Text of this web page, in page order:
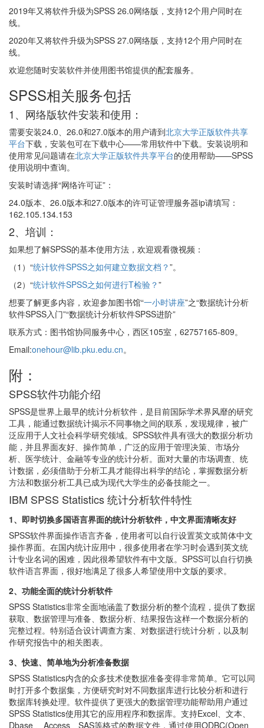
2019年又将软件升级为SPSS 26.0网络版，支持12个用户同时在
线。
2020年又将软件升级为SPSS 27.0网络版，支持12个用户同时在
线。
欢迎您随时安装软件并使用图书馆提供的配套服务。
SPSS相关服务包括
1、网络版软件安装和使用：
需要安装24.0、26.0和27.0版本的用户请到北京大学正版软件共享
平台下载，安装包可在下载中心——常用软件中下载。安装说明和
使用常见问题请在北京大学正版软件共享平台的使用帮助——SPSS
使用说明中查询。
安装时请选择“网络许可证”：
24.0版本、26.0版本和27.0版本的许可证管理服务器ip请填写：
162.105.134.153
2、培训：
如果想了解SPSS的基本使用方法，欢迎观看微视频：
（1）“统计软件SPSS之如何建立数据文档？”。
（2）“统计软件SPSS之如何进行T检验？”
想要了解更多内容，欢迎参加图书馆“一小时讲座”之“数据统计分析
软件SPSS入门”“数据统计分析软件SPSS进阶”
联系方式：图书馆协同服务中心，西区105室，62757165-809。
Email:onehour@lib.pku.edu.cn。
附：
SPSS软件功能介绍
SPSS是世界上最早的统计分析软件，是目前国际学术界风靡的研究
工具，能通过数据统计揭示不同事物之间的联系，发现规律，被广
泛应用于人文社会科学研究领域。SPSS软件具有强大的数据分析功
能，并且界面友好、操作简单，广泛的应用于管理决策、市场分
析、医学统计、金融等专业的统计分析。面对大量的市场调查、统
计数据，必须借助于分析工具才能得出科学的结论，掌握数据分析
方法和数据分析工具已成为现代大学生的必备技能之一。
IBM SPSS Statistics 统计分析软件特性
1、即时切换多国语言界面的统计分析软件，中文界面清晰友好
SPSS软件界面操作语言齐备，使用者可以自行设置英文或简体中文
操作界面。在国内统计应用中，很多使用者在学习时会遇到英文统
计专业名词的困难，因此很希望软件有中文版。SPSS可以自行切换
软件语言界面，很好地满足了很多人希望使用中文版的要求。
2、功能全面的统计分析软件
SPSS Statistics非常全面地涵盖了数据分析的整个流程，提供了数据
获取、数据管理与准备、数据分析、结果报告这样一个数据分析的
完整过程。特别适合设计调查方案、对数据进行统计分析，以及制
作研究报告中的相关图表。
3、快速、简单地为分析准备数据
SPSS Statistics内含的众多技术使数据准备变得非常简单。它可以同
时打开多个数据集，方便研究时对不同数据库进行比较分析和进行
数据库转换处理。软件提供了更强大的数据管理功能帮助用户通过
SPSS Statistics使用其它的应用程序和数据库。支持Excel、文本、
Dbase 、Access、SAS等格式的数据文件，通过使用ODBC(Open